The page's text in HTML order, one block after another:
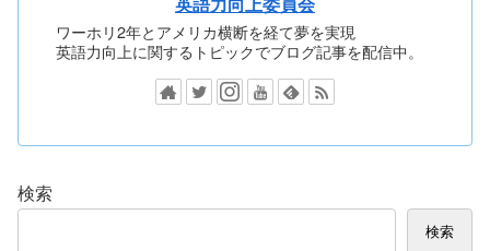
ワーホリ2年とアメリカ横断を経て夢を実現
英語力向上に関するトピックでブログ記事を配信中。
検索
検索